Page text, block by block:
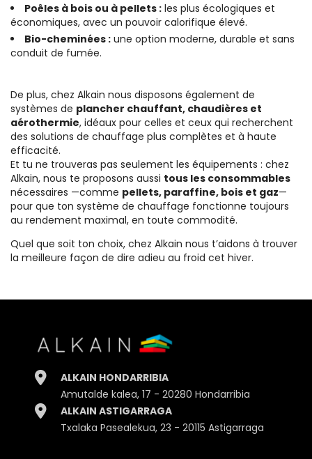
Poêles à bois ou à pellets : les plus écologiques et
économiques, avec un pouvoir calorifique élevé.
Bio-cheminées : une option moderne, durable et sans
conduit de fumée.
De plus, chez Alkain nous disposons également de
systèmes de plancher chauffant, chaudières et
aérothermie, idéaux pour celles et ceux qui recherchent
des solutions de chauffage plus complètes et à haute
efficacité.
Et tu ne trouveras pas seulement les équipements : chez
Alkain, nous te proposons aussi tous les consommables
nécessaires —comme pellets, paraffine, bois et gaz—
pour que ton système de chauffage fonctionne toujours
au rendement maximal, en toute commodité.
Quel que soit ton choix, chez Alkain nous t’aidons à trouver
la meilleure façon de dire adieu au froid cet hiver.
ALKAIN HONDARRIBIA
Amutalde kalea, 17 - 20280 Hondarribia
ALKAIN ASTIGARRAGA
Txalaka Pasealekua, 23 - 20115 Astigarraga